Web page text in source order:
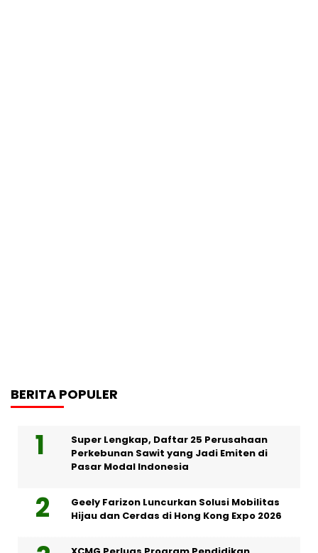
BERITA POPULER
Super Lengkap, Daftar 25 Perusahaan
Perkebunan Sawit yang Jadi Emiten di
Pasar Modal Indonesia
Geely Farizon Luncurkan Solusi Mobilitas
Hijau dan Cerdas di Hong Kong Expo 2026